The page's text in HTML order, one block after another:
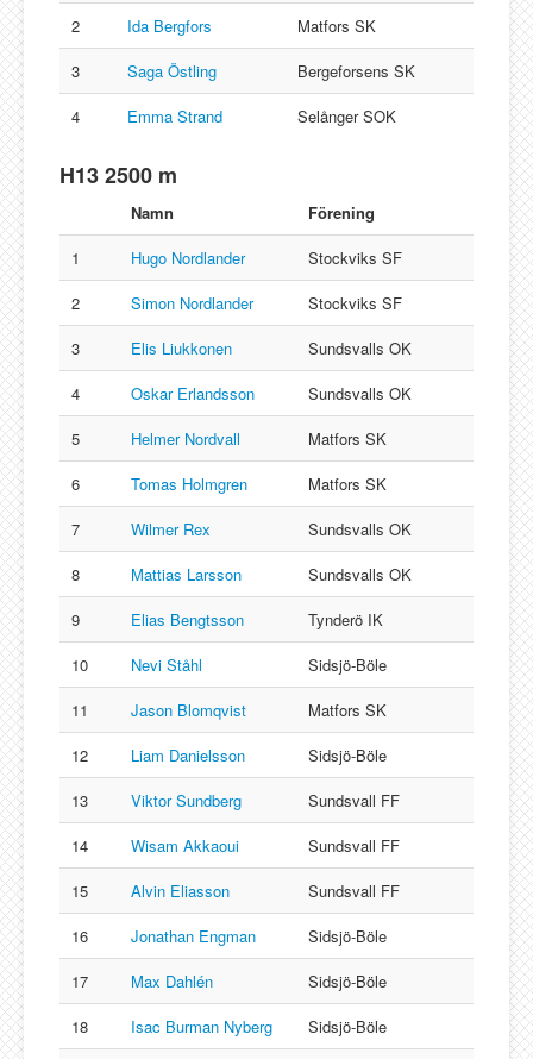
2
Ida Bergfors
Matfors SK
3
Saga Östling
Bergeforsens SK
4
Emma Strand Selånger SOK
H13 2500 m
Namn
Förening
1
Hugo Nordlander
Stockviks SF
2
Simon Nordlander
Stockviks SF
3
Elis Liukkonen
Sundsvalls OK
4
Oskar Erlandsson
Sundsvalls OK
5
Helmer Nordvall
Matfors SK
6
Tomas Holmgren
Matfors SK
7
Wilmer Rex
Sundsvalls OK
8
Mattias Larsson
Sundsvalls OK
9
Elias Bengtsson
Tynderö IK
10
Nevi Ståhl
Sidsjö-Böle
11
Jason Blomqvist
Matfors SK
12
Liam Danielsson
Sidsjö-Böle
13
Viktor Sundberg
Sundsvall FF
14
Wisam Akkaoui
Sundsvall FF
15
Alvin Eliasson
Sundsvall FF
16
Jonathan Engman
Sidsjö-Böle
17
Max Dahlén
Sidsjö-Böle
18
Isac Burman Nyberg
Sidsjö-Böle